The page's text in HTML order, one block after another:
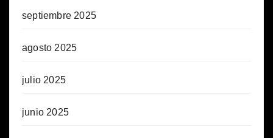
septiembre 2025
agosto 2025
julio 2025
junio 2025